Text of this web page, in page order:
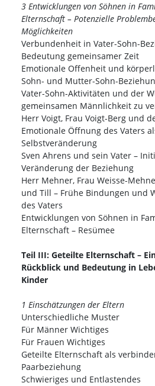
3 Entwicklungen von Söhnen in
Elternschaft – Potenzielle
Möglichkeiten
Verbundenheit in Vater-Sohn-
Bedeutung gemeinsamer Zeit
Emotionale Offenheit und
Sohn- und Mutter-Sohn-
Vater-Sohn-Aktivitäten und der
gemeinsamen Männlichkeit zu
Herr Voigt, Frau Voigt-Berg und
Emotionale Öffnung des Vaters
Selbstveränderung
Sven Ahrens und sein Vater –
Veränderung der Beziehung
Herr Mehner, Frau Weisse-
und Till – Frühe Bindungen und
des Vaters
Entwicklungen von Söhnen in
Elternschaft – Resümee
Teil III: Geteilte Elternschaft –
Rückblick und Bedeutung in
Kinder
1 Einschätzungen der Eltern
Unterschiedliche Muster
Für Männer Wichtiges
Für Frauen Wichtiges
Geteilte Elternschaft als
Paarbeziehung
Schwieriges und Entlastendes